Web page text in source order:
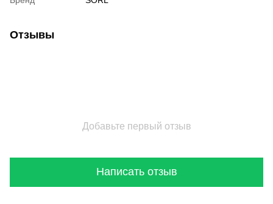
Отзывы
Добавьте первый отзыв
Написать отзыв